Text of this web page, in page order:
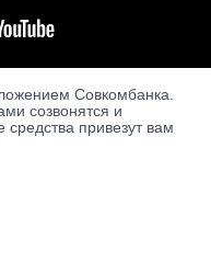
Совкомбанка.
созвонятся и
средства привезут вам